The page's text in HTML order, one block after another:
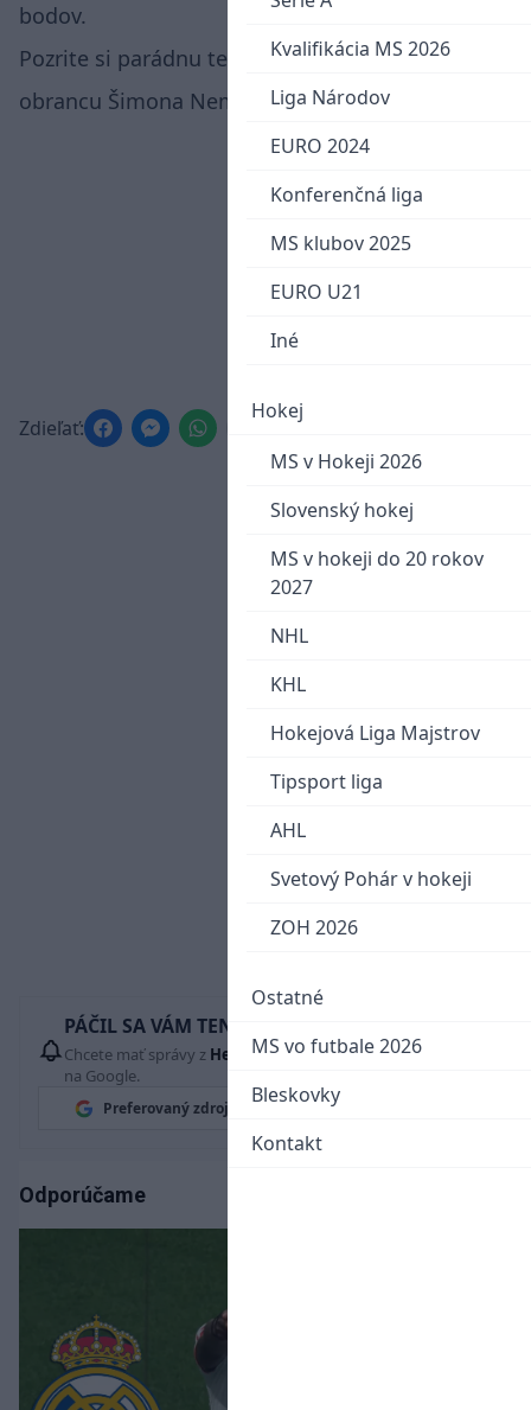
Kvalifikácia MS 2026
Liga Národov
EURO 2024
Konferenčná liga
MS klubov 2025
EURO U21
Iné
Hokej
MS v Hokeji 2026
Slovenský hokej
MS v hokeji do 20 rokov
2027
NHL
KHL
Hokejová Liga Majstrov
Tipsport liga
AHL
Svetový Pohár v hokeji
ZOH 2026
Ostatné
MS vo futbale 2026
Bleskovky
Kontakt
bodov.
Pozrite si parádnu teč po nastrelenom puku od
obrancu Šimona Nemca.
Zdieľať:
PÁČIL SA VÁM TENTO ČLÁNOK?
Chcete mať správy z Hetrik.sk vždy ako prví? Pridajte si nás
na Google.
Preferovaný zdroj
Odporúčame